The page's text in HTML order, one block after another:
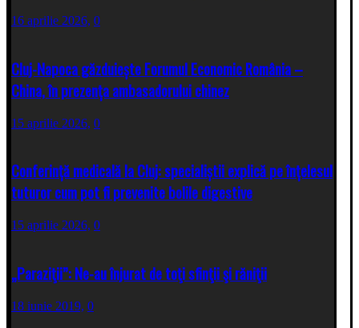
16 aprilie 2026, 0
Cluj-Napoca găzduiește Forumul Economic România –
China, în prezența ambasadorului chinez
15 aprilie 2026, 0
Conferință medicală la Cluj: specialiștii explică pe înțelesul
tuturor cum pot fi prevenite bolile digestive
15 aprilie 2026, 0
„Paraziţii”: Ne-au înjurat de toţi sfinţii şi răniţii
18 iunie 2019, 0